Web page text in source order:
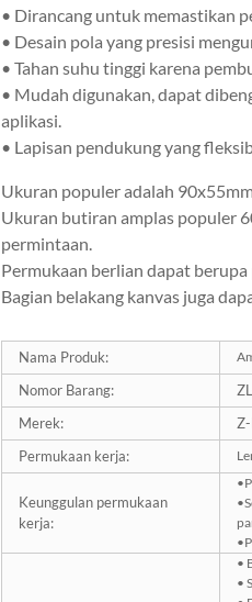
• Dirancang untuk memastikan
• Desain pola yang presisi
• Tahan suhu tinggi karena
• Mudah digunakan, dapat
aplikasi.
• Lapisan pendukung yang
Ukuran populer adalah
Ukuran butiran amplas populer
permintaan.
Permukaan berlian dapat berupa
Bagian belakang kanvas juga
Nama Produk:
Nomor Barang:
Merek:
Permukaan kerja:
Keunggulan permukaan
kerja:
•
•